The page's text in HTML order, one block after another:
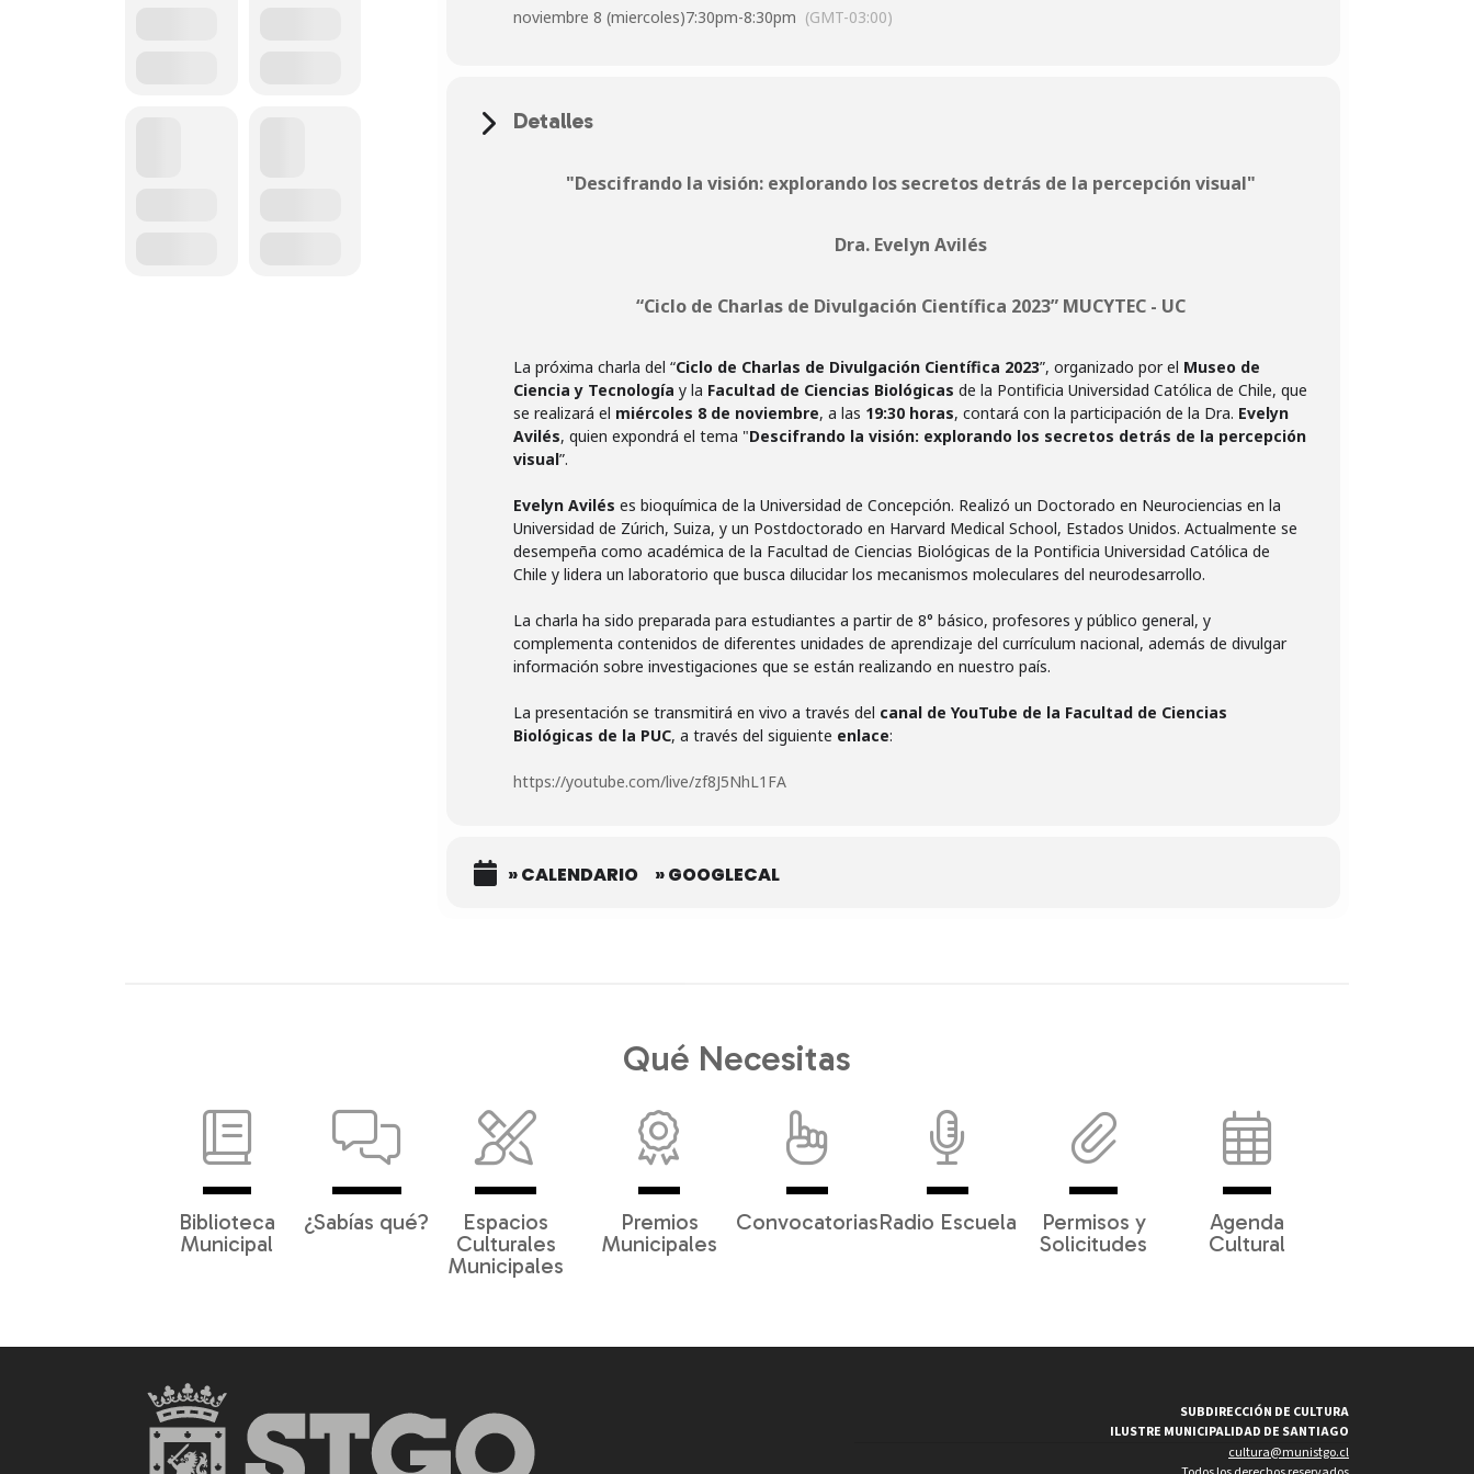
noviembre 8 (miercoles)7:30pm-8:30pm (GMT-03:00)
Detalles
"Descifrando la visión: explorando los secretos detrás de la percepción visual"
Dra. Evelyn Avilés
“Ciclo de Charlas de Divulgación Científica 2023” MUCYTEC - UC
La próxima charla del “Ciclo de Charlas de Divulgación Científica 2023”, organizado por el Museo de
Ciencia y Tecnología y la Facultad de Ciencias Biológicas de la Pontificia Universidad Católica de Chile, que
se realizará el miércoles 8 de noviembre, a las 19:30 horas, contará con la participación de la Dra. Evelyn
Avilés, quien expondrá el tema "Descifrando la visión: explorando los secretos detrás de la percepción
visual”.
Evelyn Avilés es bioquímica de la Universidad de Concepción. Realizó un Doctorado en Neurociencias en la
Universidad de Zúrich, Suiza, y un Postdoctorado en Harvard Medical School, Estados Unidos. Actualmente se
desempeña como académica de la Facultad de Ciencias Biológicas de la Pontificia Universidad Católica de
Chile y lidera un laboratorio que busca dilucidar los mecanismos moleculares del neurodesarrollo.
La charla ha sido preparada para estudiantes a partir de 8° básico, profesores y público general, y
complementa contenidos de diferentes unidades de aprendizaje del currículum nacional, además de divulgar
información sobre investigaciones que se están realizando en nuestro país.
La presentación se transmitirá en vivo a través del canal de YouTube de la Facultad de Ciencias
Biológicas de la PUC, a través del siguiente enlace:
https://youtube.com/live/zf8J5NhL1FA
» CALENDARIO » GOOGLECAL
Qué Necesitas
Biblioteca
Municipal
¿Sabías qué?
Espacios
Culturales
Municipales
Premios
Municipales
ConvocatoriasRadio Escuela
Permisos y
Solicitudes
Agenda
Cultural
SUBDIRECCIÓN DE CULTURA
ILUSTRE MUNICIPALIDAD DE SANTIAGO
cultura@munistgo.cl